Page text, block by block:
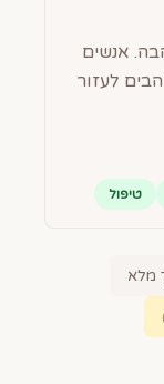
אנשים
לעזור
טיפול
מלא